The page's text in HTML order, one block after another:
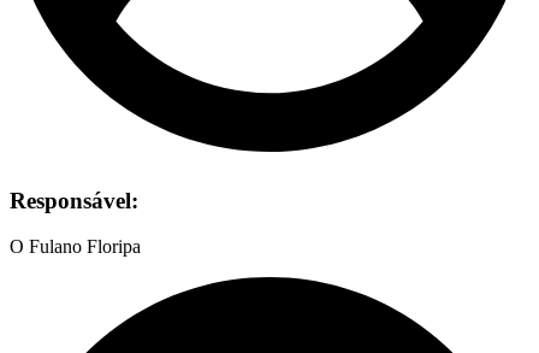
Responsável:
O Fulano Floripa